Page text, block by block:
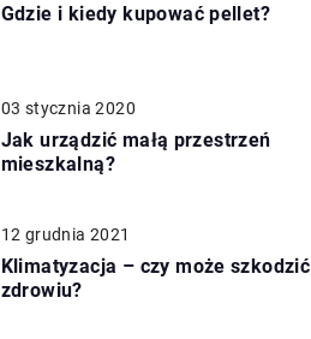
Gdzie i kiedy kupować pellet?
03 stycznia 2020
Jak urządzić małą przestrzeń
mieszkalną?
12 grudnia 2021
Klimatyzacja – czy może szkodzić
zdrowiu?